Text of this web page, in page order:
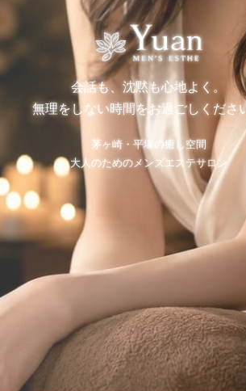
会話も、沈黙も心地よく。
無理をしない時間をお過ごしくださ
茅ヶ崎・平塚の癒し空間
大人のためのメンズエステサロン